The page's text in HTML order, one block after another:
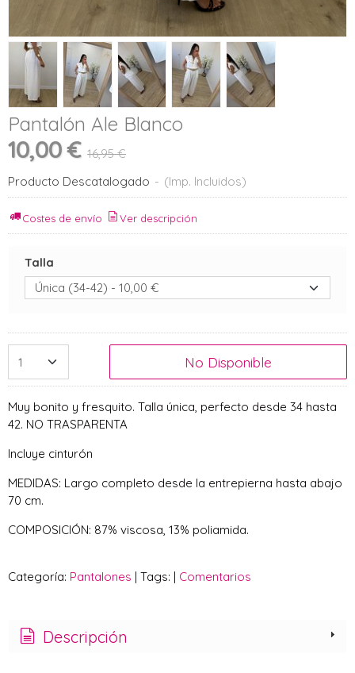
Pantalón Ale Blanco
10,00 € 16,95 €
Producto Descatalogado - (Imp. Incluidos)
Costes de envío Ver descripción
Talla
No Disponible
Muy bonito y fresquito. Talla única, perfecto desde 34 hasta
42. NO TRASPARENTA
Incluye cinturón
MEDIDAS: Largo completo desde la entrepierna hasta abajo
70 cm.
COMPOSICIÓN: 87% viscosa, 13% poliamida.
Categoría: Pantalones | Tags: | Comentarios
Descripción